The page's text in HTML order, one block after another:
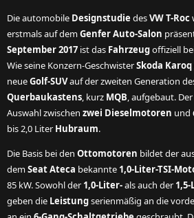
Die automobile Designstudie desVW T-Roc
erstmals auf demGenfer Auto-Salon
September 2017 ist das Fahrzeugoffiziell
Wie seine Konzern-GeschwisterSkoda Karoq
neueGolf-SUVauf der zweiten Generation
Querbaukastens, kurz MQB, aufgebaut. Der
Auswahl zwischen zwei Dieselmotoren und
bis 2,0 Liter Hubraum.
Die Basis bei den Ottomotoren bildet der
demSeat Ateca bekannte 1,0-Liter-TSI-
85 kW. Sowohl der 1,0-Liter-als auch der
geben die Leistungserienmäßig an die